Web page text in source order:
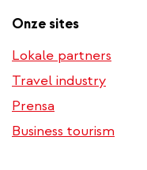
Onze sites
Lokale partners
Travel industry
Prensa
Business tourism